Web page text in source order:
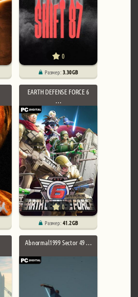
0
Размер:3.30 GB
EARTH DEFENSE FORCE 6
…
0
Размер:41.2 GB
Abnormal1999 Sector 49 …